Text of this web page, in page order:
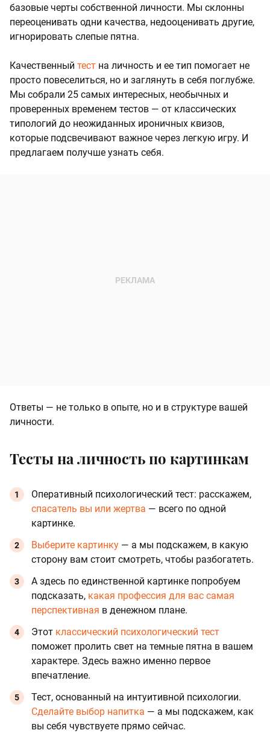
базовые черты собственной личности. Мы склонны
переоценивать одни качества, недооценивать другие,
игнорировать слепые пятна.
Качественный тест на личность и ее тип помогает не
просто повеселиться, но и заглянуть в себя поглубже.
Мы собрали 25 самых интересных, необычных и
проверенных временем тестов — от классических
типологий до неожиданных ироничных квизов,
которые подсвечивают важное через легкую игру. И
предлагаем получше узнать себя.
Ответы — не только в опыте, но и в структуре вашей
личности.
Тесты на личность по картинкам
Оперативный психологический тест: расскажем,
спасатель вы или жертва — всего по одной
картинке.
Выберите картинку — а мы подскажем, в какую
сторону вам стоит смотреть, чтобы разбогатеть.
А здесь по единственной картинке попробуем
подсказать, какая профессия для вас самая
перспективная в денежном плане.
Этот классический психологический тест
поможет пролить свет на темные пятна в вашем
характере. Здесь важно именно первое
впечатление.
Тест, основанный на интуитивной психологии.
Сделайте выбор напитка — а мы подскажем, как
вы себя чувствуете прямо сейчас.